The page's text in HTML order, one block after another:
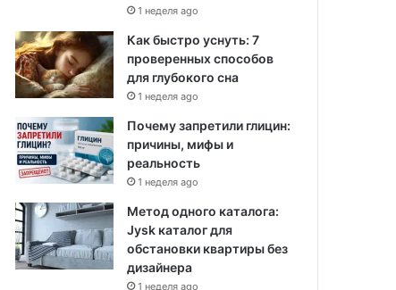
1 неделя ago
Как быстро уснуть: 7
проверенных способов
для глубокого сна
1 неделя ago
Почему запретили глицин:
причины, мифы и
реальность
1 неделя ago
Метод одного каталога:
Jysk каталог для
обстановки квартиры без
дизайнера
1 неделя ago